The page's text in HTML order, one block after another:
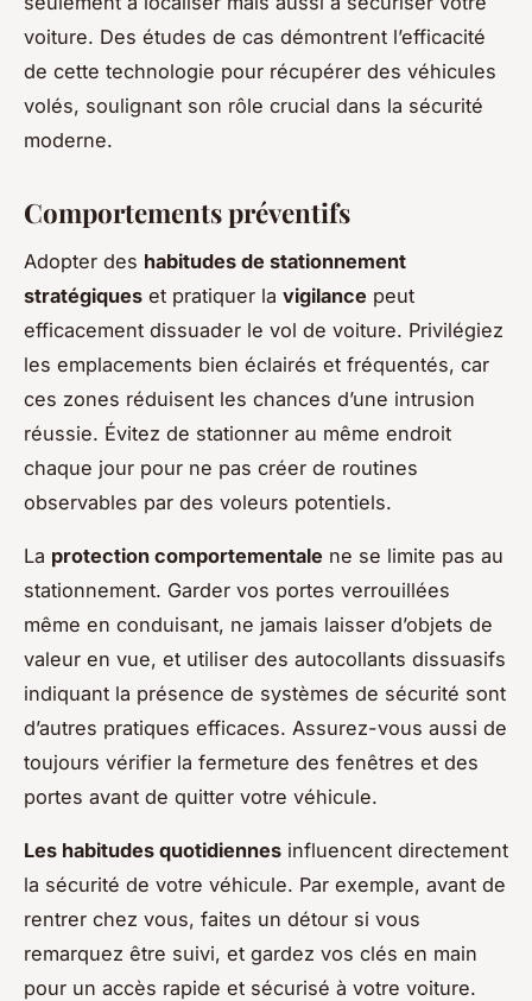
voiture. Des études de cas démontrent l’efficacité
de cette technologie pour récupérer des véhicules
volés, soulignant son rôle crucial dans la sécurité
moderne.
Comportements préventifs
Adopter des habitudes de stationnement
stratégiques et pratiquer la vigilance peut
efficacement dissuader le vol de voiture. Privilégiez
les emplacements bien éclairés et fréquentés, car
ces zones réduisent les chances d’une intrusion
réussie. Évitez de stationner au même endroit
chaque jour pour ne pas créer de routines
observables par des voleurs potentiels.
La protection comportementale ne se limite pas au
stationnement. Garder vos portes verrouillées
même en conduisant, ne jamais laisser d’objets de
valeur en vue, et utiliser des autocollants dissuasifs
indiquant la présence de systèmes de sécurité sont
d’autres pratiques efficaces. Assurez-vous aussi de
toujours vérifier la fermeture des fenêtres et des
portes avant de quitter votre véhicule.
Les habitudes quotidiennes influencent directement
la sécurité de votre véhicule. Par exemple, avant de
rentrer chez vous, faites un détour si vous
remarquez être suivi, et gardez vos clés en main
pour un accès rapide et sécurisé à votre voiture.